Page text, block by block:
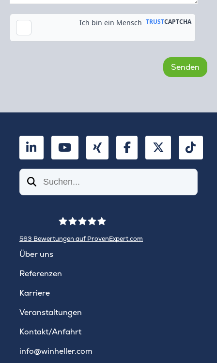
Kopie an meine E-Mail-Adresse senden
LinkedInYouTubeXing FacebookTwitter
Suchen
563 Bewertungen auf ProvenExpert.com
Über uns
Referenzen
Karriere
Veranstaltungen
Kontakt/Anfahrt
info@winheller.com